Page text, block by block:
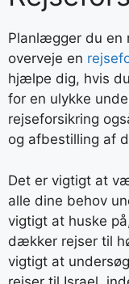
Planlægger du en
overveje en
hjælpe dig, hvis
for en ulykke
rejseforsikring
og afbestilling af
Det er vigtigt at
alle dine behov
vigtigt at huske
dækker rejser til
vigtigt at